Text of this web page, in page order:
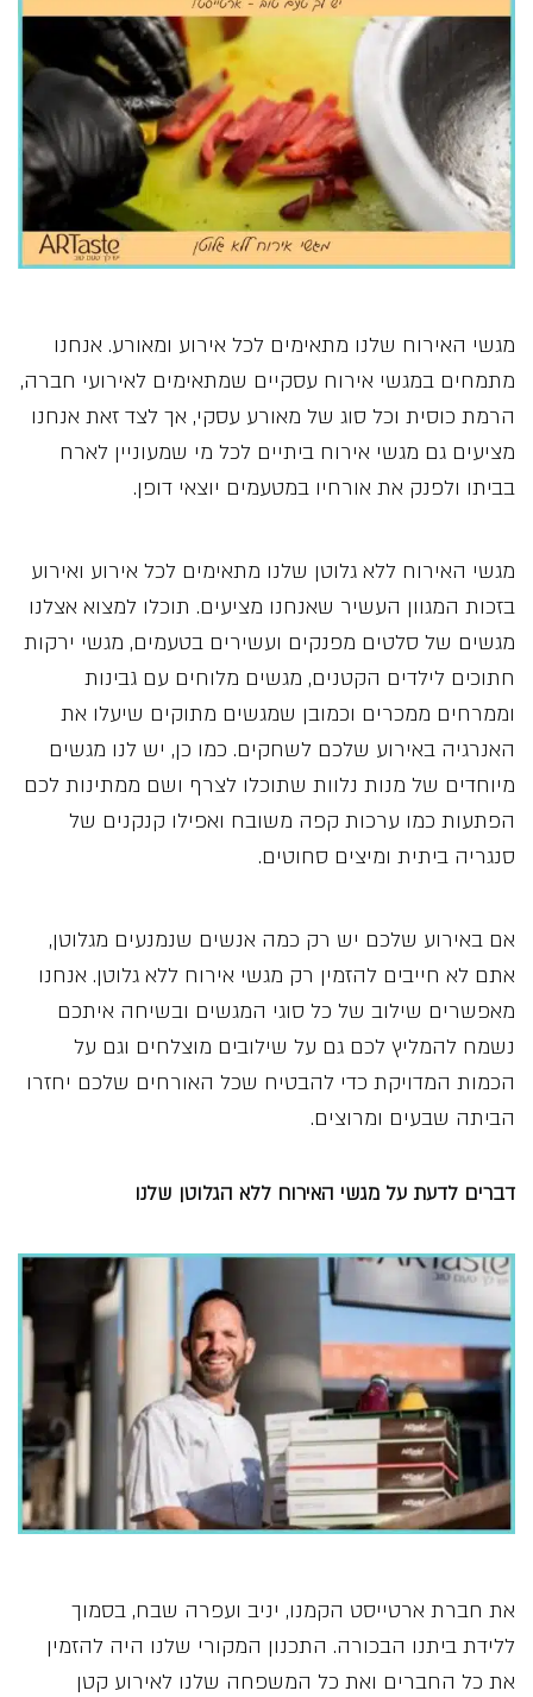
מגשי האירוח שלנו מתאימים לכל אירוע ומאורע. אנחנו
מתמחים במגשי אירוח עסקיים שמתאימים לאירועי חברה,
הרמת כוסית וכל סוג של מאורע עסקי, אך לצד זאת אנחנו
מציעים גם מגשי אירוח ביתיים לכל מי שמעוניין לארח
בביתו ולפנק את אורחיו במטעמים יוצאי דופן.
מגשי האירוח ללא גלוטן שלנו מתאימים לכל אירוע ואירוע
בזכות המגוון העשיר שאנחנו מציעים. תוכלו למצוא אצלנו
מגשים של סלטים מפנקים ועשירים בטעמים, מגשי ירקות
חתוכים לילדים הקטנים, מגשים מלוחים עם גבינות
וממרחים ממכרים וכמובן שמגשים מתוקים שיעלו את
האנרגיה באירוע שלכם לשחקים. כמו כן, יש לנו מגשים
מיוחדים של מנות נלוות שתוכלו לצרף ושם ממתינות לכם
הפתעות כמו ערכות קפה משובח ואפילו קנקנים של
סנגריה ביתית ומיצים סחוטים.
אם באירוע שלכם יש רק כמה אנשים שנמנעים מגלוטן,
אתם לא חייבים להזמין רק מגשי אירוח ללא גלוטן. אנחנו
מאפשרים שילוב של כל סוגי המגשים ובשיחה איתכם
נשמח להמליץ לכם גם על שילובים מוצלחים וגם על
הכמות המדויקת כדי להבטיח שכל האורחים שלכם יחזרו
הביתה שבעים ומרוצים.
דברים לדעת על מגשי האירוח ללא הגלוטן שלנו
את חברת ארטייסט הקמנו, יניב ועפרה שבח, בסמוך
ללידת ביתנו הבכורה. התכנון המקורי שלנו היה להזמין
את כל החברים ואת כל המשפחה שלנו לאירוע קטן